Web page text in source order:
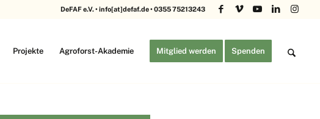
DeFAF e.V. • info[at]defaf.de • 0355 75213243
Projekte Agroforst-Akademie Mitglied werden Spenden